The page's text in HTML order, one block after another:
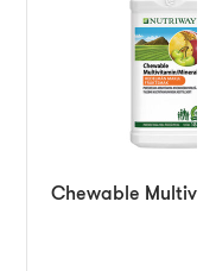
Chewable